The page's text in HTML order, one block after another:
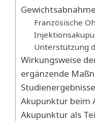
Französische
Unterstützung
Wirkungsweise
ergänzende
Akupunktur beim
Akupunktur als